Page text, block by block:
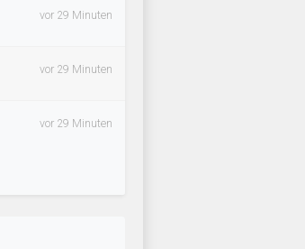
vor 29 Minuten
vor 29 Minuten
vor 29 Minuten